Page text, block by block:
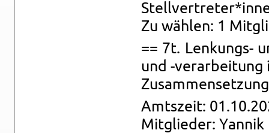
Zu wäh­len: 1
== 7t. Len­kungs-
und -ver­ar­bei­tung
Amts­zeit:
Mit­glie­der: Yan­nik